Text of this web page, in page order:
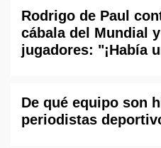
Rodrigo de Paul
cábala del Mundial
jugadores: "¡Había
De qué equipo son
periodistas